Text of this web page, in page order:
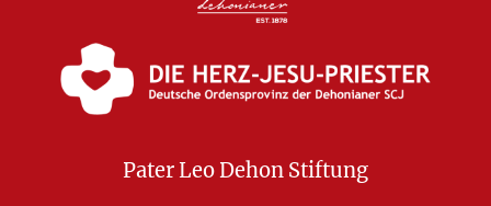
Pater Leo Dehon Stiftung